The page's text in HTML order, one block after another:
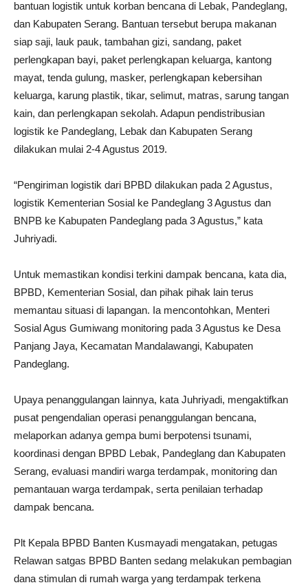
bantuan logistik untuk korban bencana di Lebak, Pandeglang,
dan Kabupaten Serang. Bantuan tersebut berupa makanan
siap saji, lauk pauk, tambahan gizi, sandang, paket
perlengkapan bayi, paket perlengkapan keluarga, kantong
mayat, tenda gulung, masker, perlengkapan kebersihan
keluarga, karung plastik, tikar, selimut, matras, sarung tangan
kain, dan perlengkapan sekolah. Adapun pendistribusian
logistik ke Pandeglang, Lebak dan Kabupaten Serang
dilakukan mulai 2-4 Agustus 2019.
“Pengiriman logistik dari BPBD dilakukan pada 2 Agustus,
logistik Kementerian Sosial ke Pandeglang 3 Agustus dan
BNPB ke Kabupaten Pandeglang pada 3 Agustus,” kata
Juhriyadi.
Untuk memastikan kondisi terkini dampak bencana, kata dia,
BPBD, Kementerian Sosial, dan pihak pihak lain terus
memantau situasi di lapangan. Ia mencontohkan, Menteri
Sosial Agus Gumiwang monitoring pada 3 Agustus ke Desa
Panjang Jaya, Kecamatan Mandalawangi, Kabupaten
Pandeglang.
Upaya penanggulangan lainnya, kata Juhriyadi, mengaktifkan
pusat pengendalian operasi penanggulangan bencana,
melaporkan adanya gempa bumi berpotensi tsunami,
koordinasi dengan BPBD Lebak, Pandeglang dan Kabupaten
Serang, evaluasi mandiri warga terdampak, monitoring dan
pemantauan warga terdampak, serta penilaian terhadap
dampak bencana.
Plt Kepala BPBD Banten Kusmayadi mengatakan, petugas
Relawan satgas BPBD Banten sedang melakukan pembagian
dana stimulan di rumah warga yang terdampak terkena